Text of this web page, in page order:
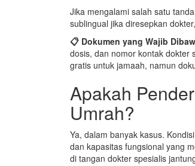
Jika mengalami salah satu
sublingual jika diresepkan
📋 Dokumen yang Wajib
dosis, dan nomor kontak dokter
gratis untuk jamaah, namun
Apakah
Umrah?
Ya, dalam banyak kasus.
dan kapasitas fungsional yang
di tangan dokter spesialis